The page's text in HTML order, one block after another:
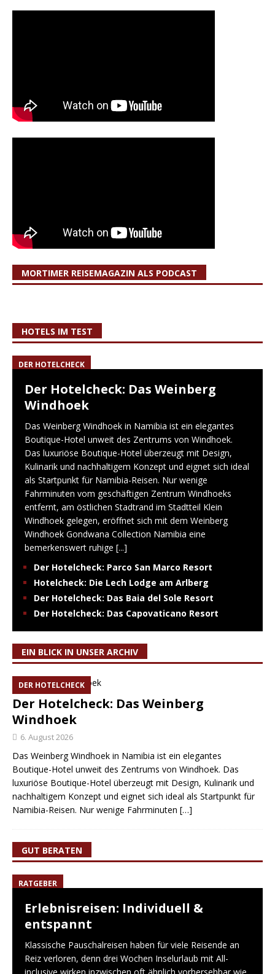
MORTIMER REISEMAGAZIN ALS PODCAST
HOTELS IM TEST
DER HOTELCHECK
Der Hotelcheck: Das Weinberg
Windhoek
Das Weinberg Windhoek in Namibia ist ein elegantes
Boutique-Hotel unweit des Zentrums von Windhoek.
Das luxuriöse Boutique-Hotel überzeugt mit Design,
Kulinarik und nachhaltigem Konzept und eignet sich ideal
als Startpunkt für Namibia-Reisen. Nur wenige
Fahrminuten vom geschäftigen Zentrum Windhoeks
entfernt, am östlichen Stadtrand im Stadtteil Klein
Windhoek gelegen, eröffnet sich mit dem Weinberg
Windhoek Gondwana Collection Namibia eine
bemerkenswert ruhige [...]
Der Hotelcheck: Parco San Marco Resort
Hotelcheck: Die Lech Lodge am Arlberg
Der Hotelcheck: Das Baia del Sole Resort
Der Hotelcheck: Das Capovaticano Resort
EIN BLICK IN UNSER ARCHIV
DER HOTELCHECK
Der Hotelcheck: Das Weinberg
Windhoek
6. August 2026
Das Weinberg Windhoek in Namibia ist ein elegantes
Boutique-Hotel unweit des Zentrums von Windhoek. Das
luxuriöse Boutique-Hotel überzeugt mit Design, Kulinarik und
nachhaltigem Konzept und eignet sich ideal als Startpunkt für
Namibia-Reisen. Nur wenige Fahrminuten […]
GUT BERATEN
RATGEBER
Erlebnisreisen: Individuell &
entspannt
Klassische Pauschalreisen haben für viele Reisende an
Reiz verloren, denn drei Wochen Inselurlaub mit All-